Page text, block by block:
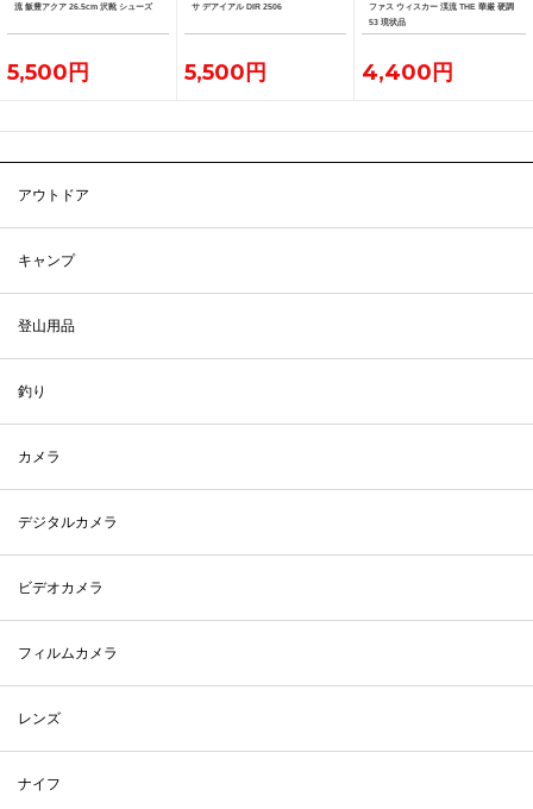
流 飯豊アクア 26.5cm 沢靴 シューズ
5,500円
サ デアイアル DIR 2506
5,500円
ファス ウィスカー 渓流 THE 華厳 硬調
53 現状品
4,400円
アウトドア
キャンプ
登山用品
釣り
カメラ
デジタルカメラ
ビデオカメラ
フィルムカメラ
レンズ
ナイフ